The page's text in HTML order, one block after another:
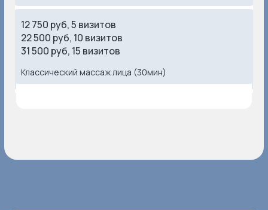
12 750 руб, 5 визитов
22 500 руб, 10 визитов
31 500 руб, 15 визитов
Классический массаж лица (30мин)